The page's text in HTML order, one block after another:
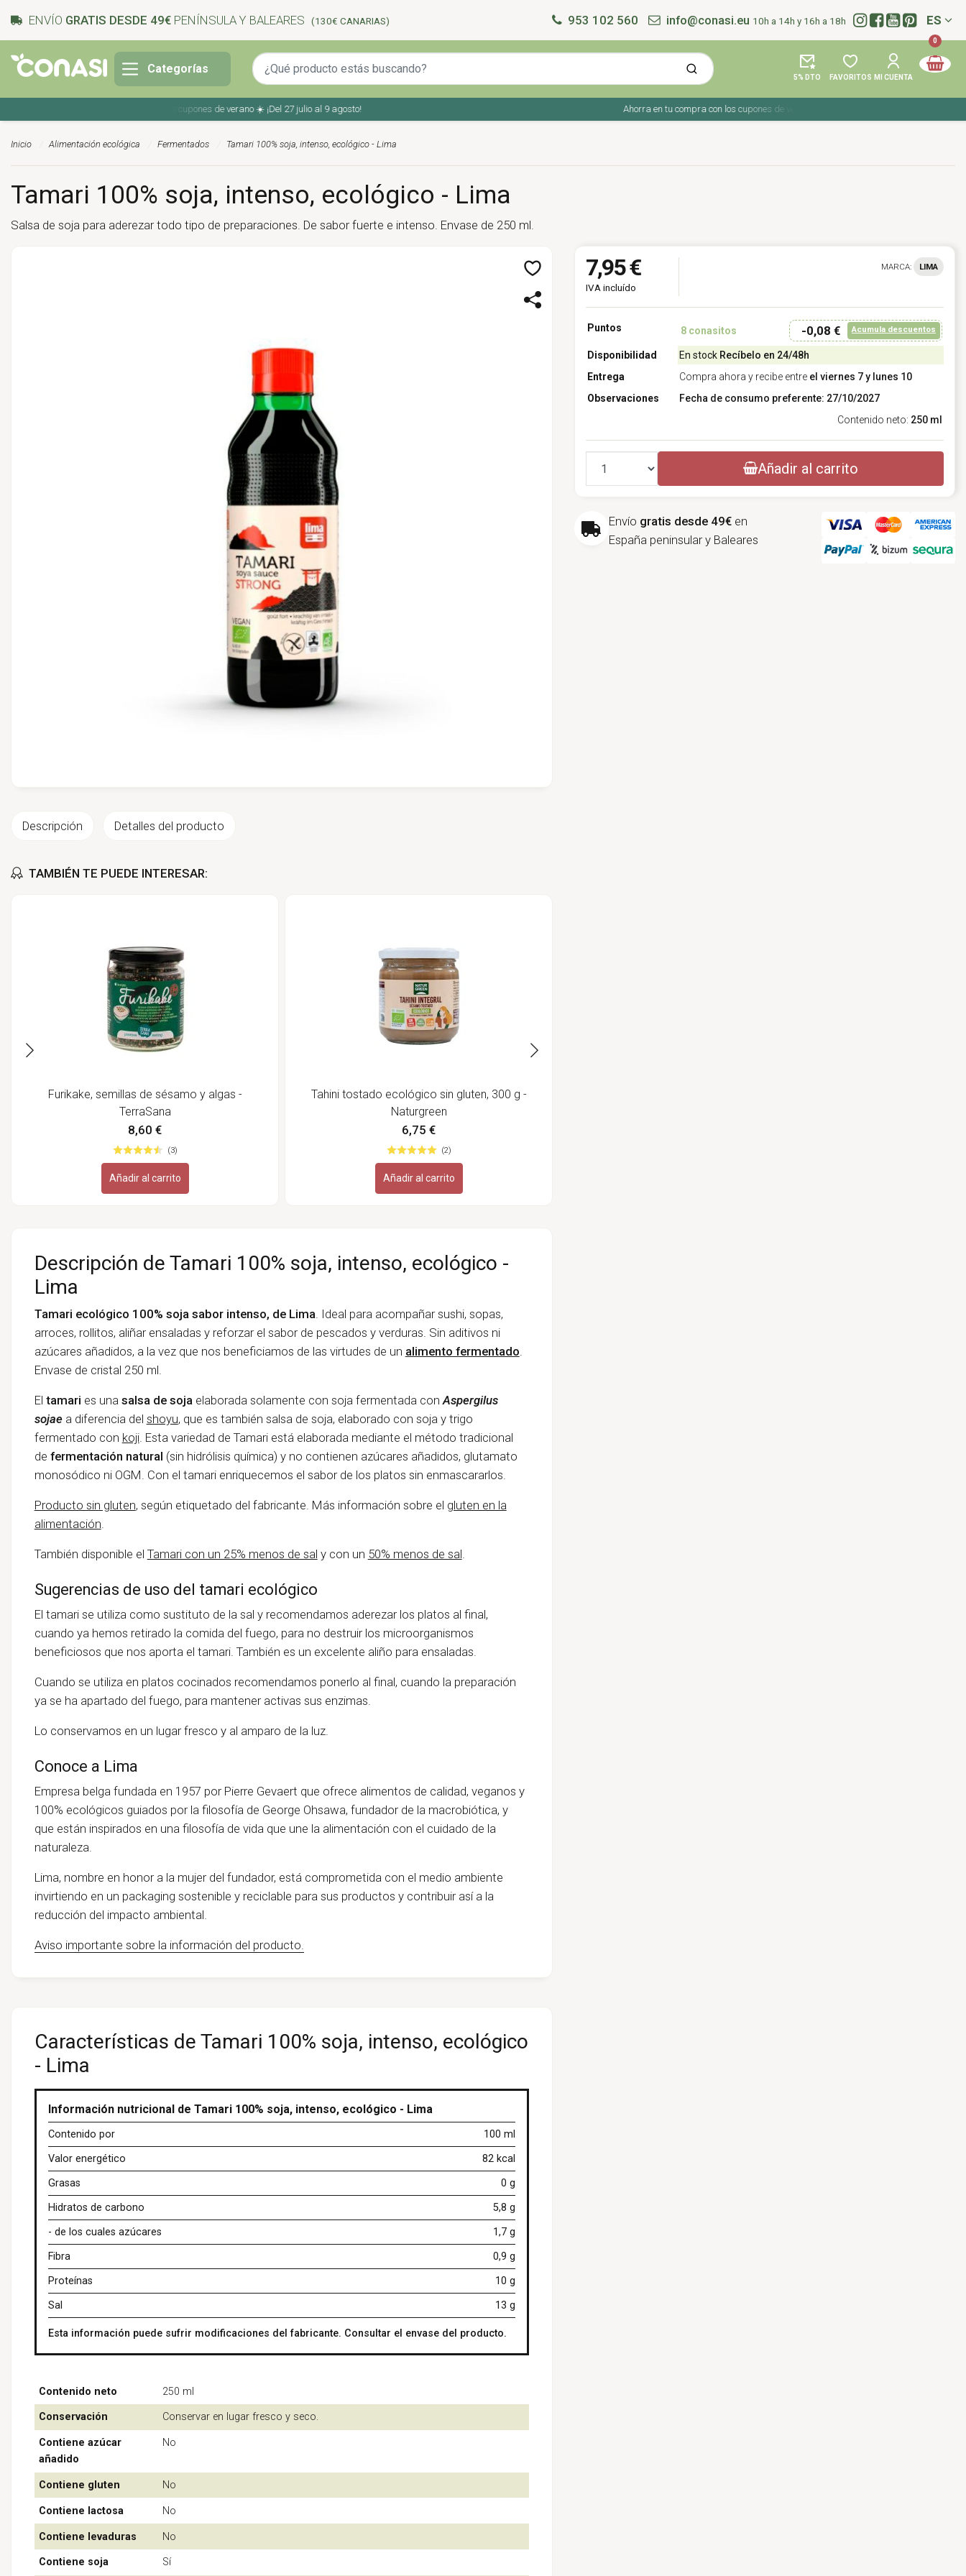
ENVÍO GRATIS DESDE 49€ PENÍNSULA Y BALEARES (130€ CANARIAS) 953 102 560 info@conasi.eu 10h a 14h y 16h a 18h Idioma:
ES
Categorías
5% DTO FAVORITOS MI CUENTA
0
Ahorra en tu compra con los cupones de verano ☀️ ¡Del 27 julio al 9 agosto! Ahorra en tu compra con los cupones de verano ☀️ ¡Del 27 julio al 9 agosto!
Inicio Alimentación ecológica Fermentados Tamari 100% soja, intenso, ecológico - Lima
Tamari 100% soja, intenso, ecológico - Lima
Salsa de soja para aderezar todo tipo de preparaciones. De sabor fuerte e intenso. Envase de 250 ml.
Descripción Detalles del producto
TAMBIÉN TE PUEDE INTERESAR:
Furikake, semillas de sésamo y algas -
TerraSana
8,60 €
(3)
Añadir al carrito
Tahini tostado ecológico sin gluten, 300 g -
Naturgreen
6,75 €
(2)
Añadir al carrito
Descripción de Tamari 100% soja, intenso, ecológico -
Lima
Tamari ecológico 100% soja sabor intenso, de Lima . Ideal para acompañar sushi, sopas,
arroces, rollitos, aliñar ensaladas y reforzar el sabor de pescados y verduras. Sin aditivos ni
azúcares añadidos, a la vez que nos beneficiamos de las virtudes de un alimento fermentado
Envase de cristal 250 ml.
El tamari es una salsa de soja elaborada solamente con soja fermentada con Aspergilus
sojaea diferencia del shoyu, que es también salsa de soja, elaborado con soja y trigo
fermentado con koji. Esta variedad de Tamari está elaborada mediante el método tradicional
de fermentación natural (sin hidrólisis química) y no contienen azúcares añadidos, glutamato
monosódico ni OGM. Con el tamari enriquecemos el sabor de los platos sin enmascararlos.
Producto sin gluten, según etiquetado del fabricante. Más información sobre el gluten en la
alimentación
También disponible el Tamari con un 25% menos de sal y con un 50% menos de sal
Sugerencias de uso del tamari ecológico
El tamari se utiliza como sustituto de la sal y recomendamos aderezar los platos al final,
cuando ya hemos retirado la comida del fuego, para no destruir los microorganismos
beneficiosos que nos aporta el tamari. También es un excelente aliño para ensaladas.
Cuando se utiliza en platos cocinados recomendamos ponerlo al final, cuando la preparación
ya se ha apartado del fuego, para mantener activas sus enzimas
Lo conservamos en un lugar fresco y al amparo de la luz.
Conoce a Lima
Empresa belga fundada en 1957 por Pierre Gevaert que ofrece alimentos de calidad, veganos y
100% ecológicos guiados por la filosofía de George Ohsawa, fundador de la macrobiótica, y
que están inspirados en una filosofía de vida que une la alimentación con el cuidado de la
naturaleza.
Lima, nombre en honor a la mujer del fundador, está comprometida con el medio ambiente
invirtiendo en un packaging sostenible y reciclable para sus productos y contribuir así a la
reducción del impacto ambiental.
Aviso importante sobre la información del producto.
Características de Tamari 100% soja, intenso, ecológico
- Lima
Información nutricional de Tamari 100% soja, intenso, ecológico - Lima
Contenido por
100 ml
Valor energético
82 kcal
Grasas
0 g
Hidratos de carbono
5,8 g
- de los cuales azúcares
1,7 g
Fibra
0,9 g
Proteínas
10 g
Sal
13 g
Esta información puede sufrir modificaciones del fabricante. Consultar el envase del producto.
Contenido neto 250 ml
Conservación Conservar en lugar fresco y seco.
Contiene azúcar
añadido
No
Contiene gluten No
Contiene lactosa No
Contiene levaduras No
Contiene soja Sí
7,95 €
IVA incluído
MARCA: LIMA
Puntos 8conasitos -0,08 € Acumula descuentos
Disponibilidad En stock Recíbelo en 24/48h
Entrega
Compra ahora y recibe entre el viernes 7 y lunes 10
Observaciones
Fecha de consumo preferente: 27/10/2027
Contenido neto: 250 ml
Cantidad Añadir al carrito
Envío gratis desde 49€ en
España peninsular y Baleares